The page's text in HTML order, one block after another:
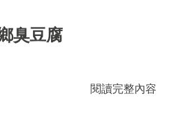
臭豆腐
閱讀完整內容